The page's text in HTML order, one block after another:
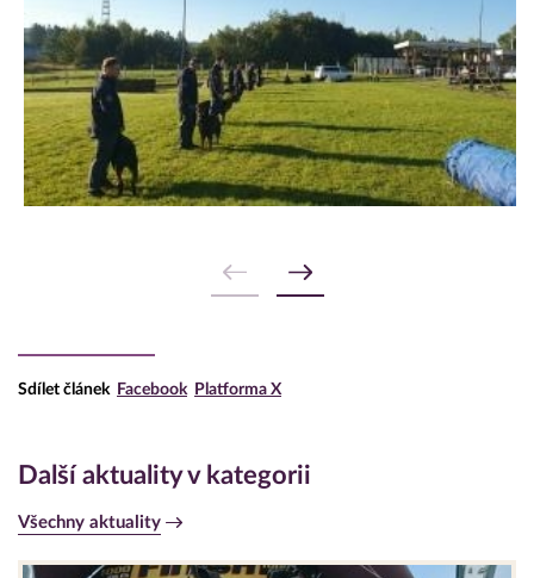
Sdílet článek Facebook Platforma X
Další aktuality v kategorii
Všechny aktuality